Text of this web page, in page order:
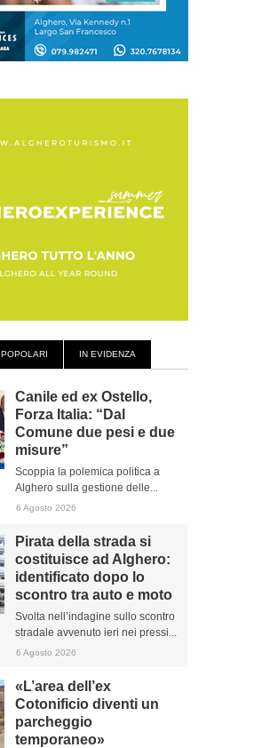
POPOLARI IN EVIDENZA
Canile ed ex Ostello,
Forza Italia: “Dal
Comune due pesi e due
misure”
Scoppia la polemica politica a
Alghero sulla gestione delle...
6 Agosto 2026
Pirata della strada si
costituisce ad Alghero:
identificato dopo lo
scontro tra auto e moto
Svolta nell’indagine sullo scontro
stradale avvenuto ieri nei pressi...
6 Agosto 2026
«L’area dell’ex
Cotonificio diventi un
parcheggio
temporaneo»